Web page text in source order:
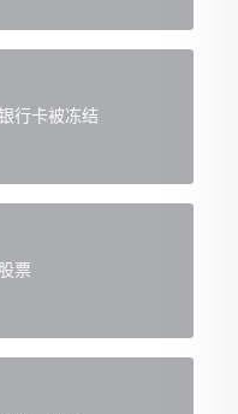
行卡被冻结
票